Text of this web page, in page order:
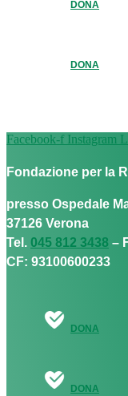
DONA
DONA
Facebook-f Instagram
Fondazione per la
presso Ospedale
37126 Verona
Tel. 045 812 3438 –
CF: 93100600233
DONA
DONA